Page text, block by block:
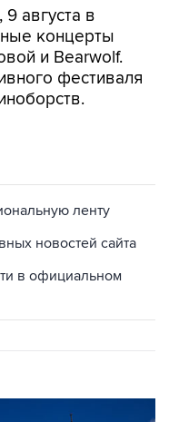
августа в
концерты
и Bearwolf.
фестиваля
ленту
новостей сайта
в официальном